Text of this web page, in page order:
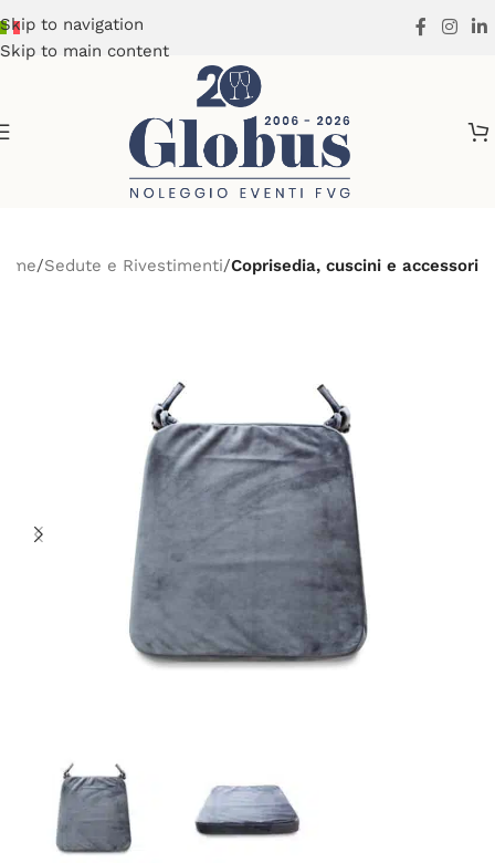
Skip to navigation
Skip to main content
Sedute e Rivestimenti Coprisedia, cuscini e accessori